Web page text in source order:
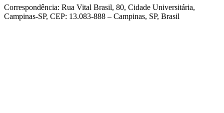
Correspondência: Rua Vital Brasil, 80, Cidade Universitária,
Campinas-SP, CEP: 13.083-888 – Campinas, SP, Brasil